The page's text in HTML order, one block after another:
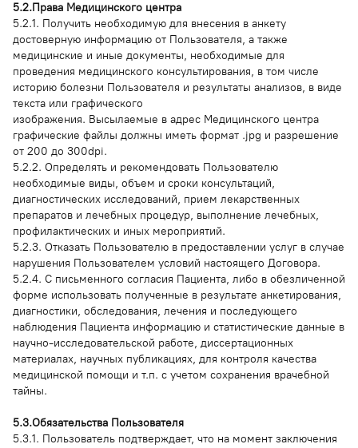
5.2.Права Медицинского центра
5.2.1. Получить необходимую для внесения в анкету
достоверную информацию от Пользователя, а также
медицинские и иные документы, необходимые для
проведения медицинского консультирования, в том числе
историю болезни Пользователя и результаты анализов, в виде
текста или графического
изображения. Высылаемые в адрес Медицинского центра
графические файлы должны иметь формат .jpg и разрешение
от 200 до 300dpi.
5.2.2. Определять и рекомендовать Пользователю
необходимые виды, объем и сроки консультаций,
диагностических исследований, прием лекарственных
препаратов и лечебных процедур, выполнение лечебных,
профилактических и иных мероприятий.
5.2.3. Отказать Пользователю в предоставлении услуг в случае
нарушения Пользователем условий настоящего Договора.
5.2.4. С письменного согласия Пациента, либо в обезличенной
форме использовать полученные в результате анкетирования,
диагностики, обследования, лечения и последующего
наблюдения Пациента информацию и статистические данные в
научно-исследовательской работе, диссертационных
материалах, научных публикациях, для контроля качества
медицинской помощи и т.п. с учетом сохранения врачебной
тайны.
5.3.Обязательства Пользователя
5.3.1. Пользователь подтверждает, что на момент заключения